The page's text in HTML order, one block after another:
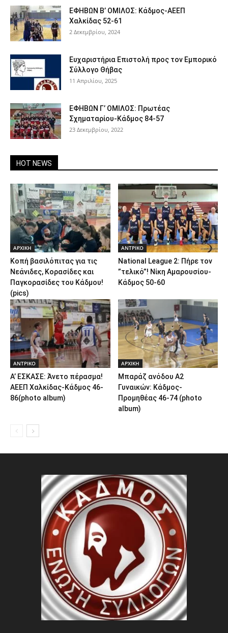
ΕΦΗΒΩΝ Β’ ΟΜΙΛΟΣ: Κάδμος-ΑΕΕΠ
Χαλκίδας 52-61
2 Δεκεμβρίου, 2024
Ευχαριστήρια Επιστολή προς τον Εμπορικό
Σύλλογο Θήβας
11 Απριλίου, 2025
ΕΦΗΒΩΝ Γ’ ΟΜΙΛΟΣ: Πρωτέας
Σχηματαρίου-Κάδμος 84-57
23 Δεκεμβρίου, 2022
HOT NEWS
ΑΡΧΙΚΗ
Κοπή βασιλόπιτας για τις
Νεάνιδες, Κορασίδες και
Παγκορασίδες του Κάδμου!
(pics)
ΑΝTΡΙΚΟ
National League 2: Πήρε τον
”τελικό”! Νίκη Αμαρουσίου-
Κάδμος 50-60
ΑΝTΡΙΚΟ
Α’ ΕΣΚΑΣΕ: Άνετο πέρασμα!
ΑΕΕΠ Χαλκίδας-Κάδμος 46-
86(photo album)
ΑΡΧΙΚΗ
Μπαράζ ανόδου Α2
Γυναικών: Κάδμος-
Προμηθέας 46-74 (photo
album)